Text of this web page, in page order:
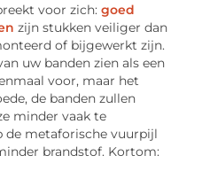
voor zich:goed
zijn stukken veiliger dan
of bijgewerkt zijn.
uw banden zien als een
voor, maar het
de banden zullen
minder vaak te
de metaforische vuurpijl
brandstof. Kortom: